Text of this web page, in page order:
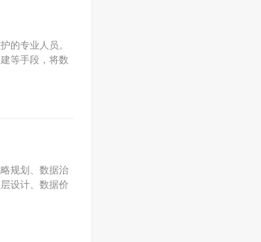
的专业人员。
等手段，将数
规划、数据治
设计、数据价